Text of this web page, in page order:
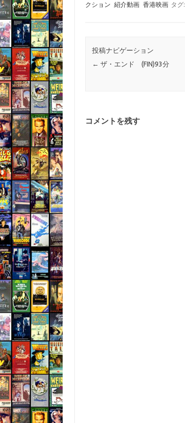
クション 紹介動画 香港映画 タグ:
投稿ナビゲーション
← ザ・エンド (FIN)93分
コメントを残す